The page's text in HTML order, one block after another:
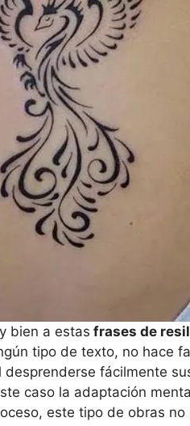
bien a estas frases de
tipo de texto, no hace
fácilmente
caso la adaptación
este tipo de obras no